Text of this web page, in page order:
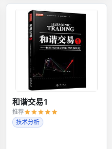
和谐交易1
推荐
技术分析